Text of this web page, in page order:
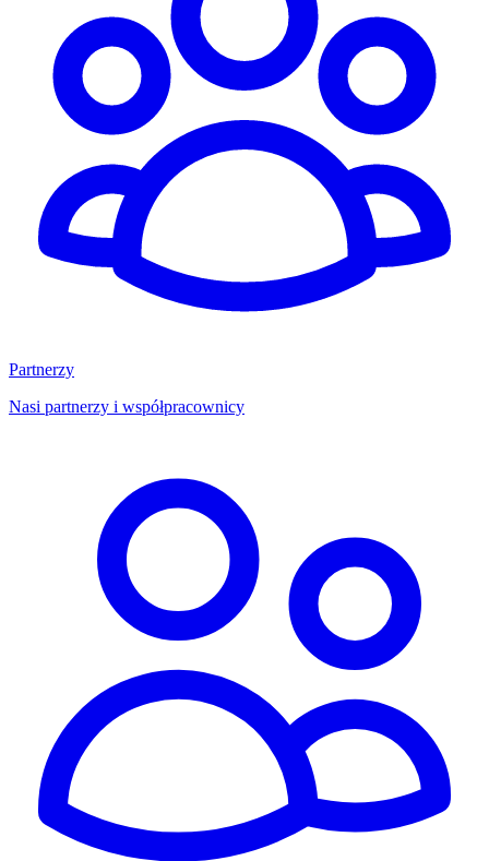
Partnerzy
Nasi partnerzy i współpracownicy